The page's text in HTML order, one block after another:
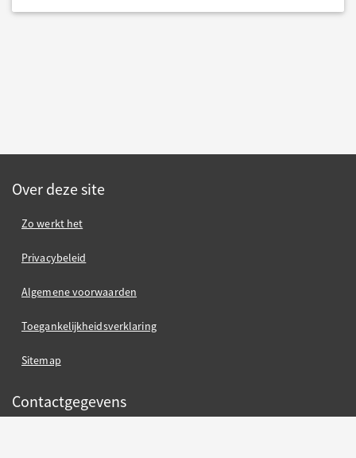
Over deze site
Zo werkt het
Privacybeleid
Algemene voorwaarden
Toegankelijkheidsverklaring
Sitemap
Contactgegevens